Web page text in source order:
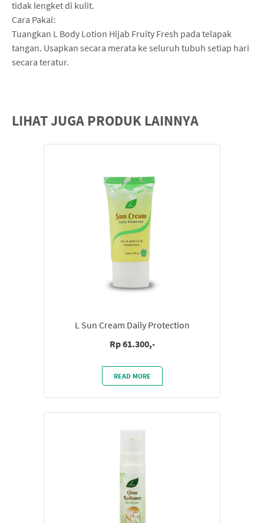
tidak lengket di kulit.
Cara Pakai:
Tuangkan L Body Lotion Hijab Fruity Fresh pada telapak
tangan. Usapkan secara merata ke seluruh tubuh setiap hari
secara teratur.
LIHAT JUGA PRODUK LAINNYA
L Sun Cream Daily Protection
Rp 61.300,-
READ MORE